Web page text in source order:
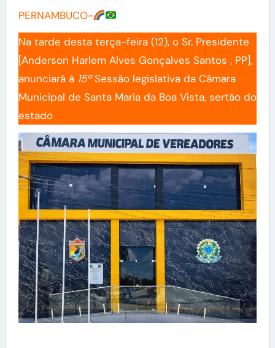
PERNAMBUCO-
Na tarde desta terça-feira (12), o Sr. Presidente
[Anderson Harlem Alves Gonçalves Santos , PP],
anunciará à 15ªSessão legislativa da Câmara
Municipal de Santa Maria da Boa Vista, sertão do
estado